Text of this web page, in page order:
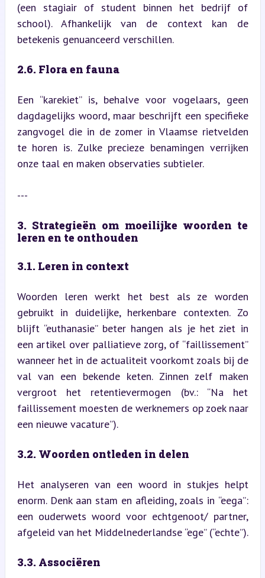
(een stagiair of student binnen het bedrijf of
school). Afhankelijk van de context kan de
betekenis genuanceerd verschillen.
2.6. Flora en fauna
Een “karekiet” is, behalve voor vogelaars, geen
dagdagelijks woord, maar beschrijft een specifieke
zangvogel die in de zomer in Vlaamse rietvelden
te horen is. Zulke precieze benamingen verrijken
onze taal en maken observaties subtieler.
---
3. Strategieën om moeilijke woorden te
leren en te onthouden
3.1. Leren in context
Woorden leren werkt het best als ze worden
gebruikt in duidelijke, herkenbare contexten. Zo
blijft “euthanasie” beter hangen als je het ziet in
een artikel over palliatieve zorg, of “faillissement”
wanneer het in de actualiteit voorkomt zoals bij de
val van een bekende keten. Zinnen zelf maken
vergroot het retentievermogen (bv.: “Na het
faillissement moesten de werknemers op zoek naar
een nieuwe vacature”).
3.2. Woorden ontleden in delen
Het analyseren van een woord in stukjes helpt
enorm. Denk aan stam en afleiding, zoals in “eega”:
een ouderwets woord voor echtgenoot/ partner,
afgeleid van het Middelnederlandse “ege” (“echte”).
3.3. Associëren